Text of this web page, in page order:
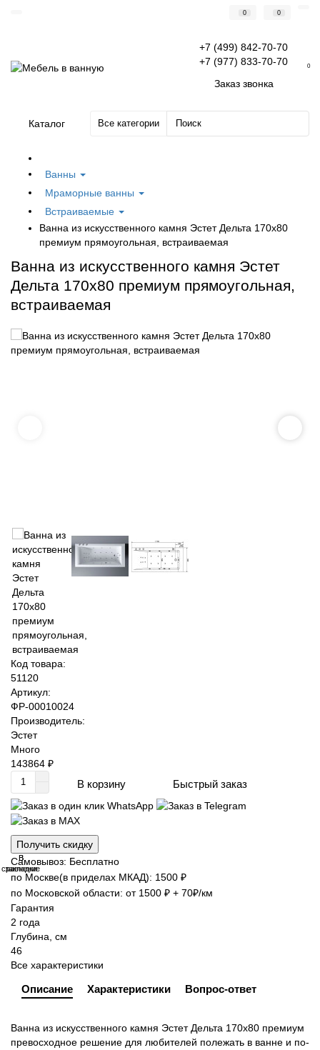
0 0
+7 (499) 842-70-70
+7 (977) 833-70-70
Заказ звонка
0
Каталог Все категории
Ванны
Мраморные ванны
Встраиваемые
Ванна из искусственного камня Эстет Дельта 170х80
премиум прямоугольная, встраиваемая
Ванна из искусственного камня Эстет
Дельта 170х80 премиум прямоугольная,
встраиваемая
Код товара:
51120
Артикул:
ФР-00010024
Производитель:
Эстет
Много
143864 ₽
В корзину Быстрый заказ
Получить скидку
В
закладки
В
сравнение
Самовывоз: Бесплатно
по Москве(в приделах МКАД): 1500 ₽
по Московской области: от 1500 ₽ + 70₽/км
Гарантия
2 года
Глубина, см
46
Все характеристики
Описание Характеристики Вопрос-ответ
Ванна из искусственного камня Эстет Дельта 170х80 премиум
превосходное решение для любителей полежать в ванне и по-